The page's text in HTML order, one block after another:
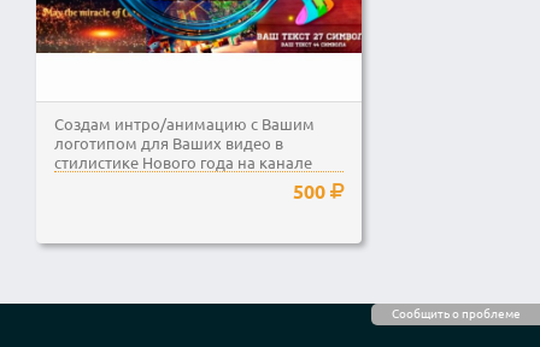
Сообщить о проблеме
Создам интро/анимацию с Вашим
логотипом для Ваших видео в
стилистике Нового года на канале
Youtube или социальных сетей...500